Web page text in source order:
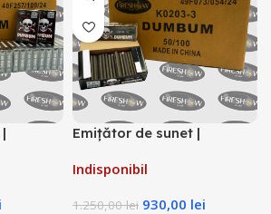
Emițător de sunet |
FOCURI K0203-3 BAX
Indisponibil
1.250,00lei 930,00 lei